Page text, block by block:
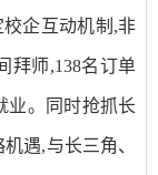
企互动机制,非
拜师,138名订单
业。同时抢抓长
遇,与长三角、